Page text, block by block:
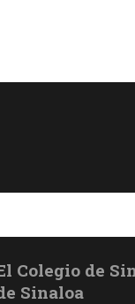
Colegio de
Sinaloa